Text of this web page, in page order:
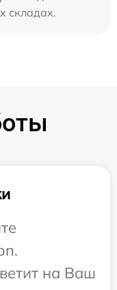
складах.
на Ваш